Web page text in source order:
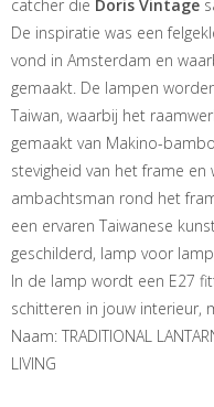
catcher die Doris Vintage
De inspiratie was een
vond in Amsterdam en
gemaakt. De lampen
Taiwan, waarbij het
gemaakt van Makino-
stevigheid van het frame
ambachtsman rond het
een ervaren Taiwanese
geschilderd, lamp voor
In de lamp wordt een E27
schitteren in jouw
Naam: TRADITIONAL
LIVING